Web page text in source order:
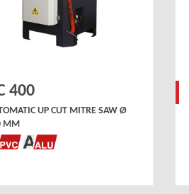
400
UP CUT MITRE SAW Ø
MM